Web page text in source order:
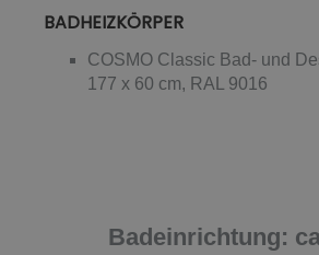
BADHEIZKÖRPER
COSMO Classic Bad- und
177 x 60 cm, RAL 9016
Badeinrichtung: